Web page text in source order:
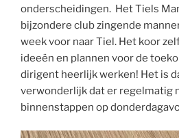
onderscheidingen. Het Tiels
bijzondere club zingende
week voor naar Tiel. Het koor
ideeën en plannen voor de
dirigent heerlijk werken! Het is
verwonderlijk dat er regelmatig
binnenstappen op